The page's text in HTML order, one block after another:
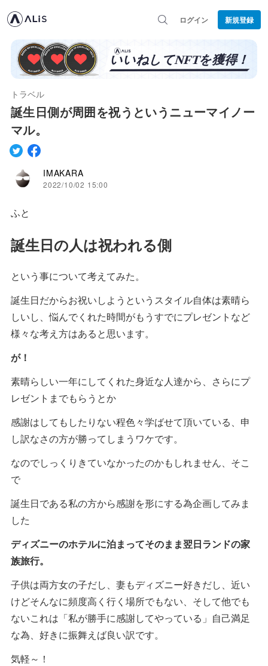
ログイン 新規登録
トラベル
誕生日側が周囲を祝うというニューマイノー
マル。
IMAKARA
2022/10/02 15:00
ふと
誕生日の人は祝われる側
という事について考えてみた。
誕生日だからお祝いしようというスタイル自体は素晴ら
しいし、悩んでくれた時間がもうすでにプレゼントなど
様々な考え方はあると思います。
が！
素晴らしい一年にしてくれた身近な人達から、さらにプ
レゼントまでもらうとか
感謝はしてもしたりない程色々学ばせて頂いている、申
し訳なさの方が勝ってしまうワケです。
なのでしっくりきていなかったのかもしれません、そこ
で
誕生日である私の方から感謝を形にする為企画してみま
した
ディズニーのホテルに泊まってそのまま翌日ランドの家
族旅行。
子供は両方女の子だし、妻もディズニー好きだし、近い
けどそんなに頻度高く行く場所でもない、そして他でも
ないこれは「私が勝手に感謝してやっている」自己満足
な為、好きに振舞えば良い訳です。
気軽～！